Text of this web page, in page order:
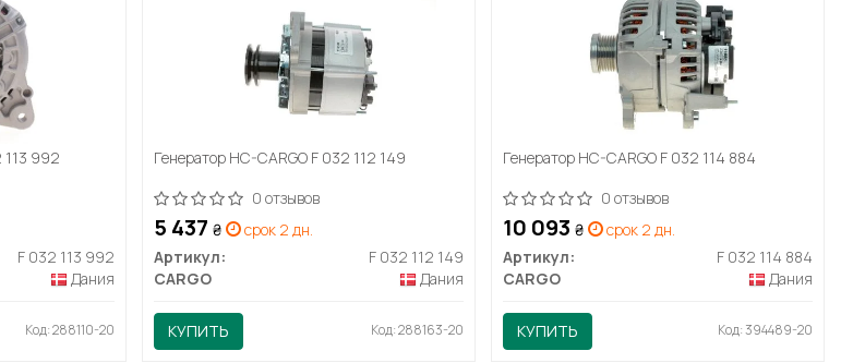
113 992
F 032 113 992
Дания
Код: 288110-20
Генератор HC-CARGO F 032 112 149
0 отзывов
5 437₴
срок 2 дн.
Артикул:
F 032 112 149
CARGO
Дания
КУПИТЬ Код: 288163-20
Генератор HC-CARGO F 032 114 884
0 отзывов
10 093₴
срок 2 дн.
Артикул:
F 032 114 884
CARGO
Дания
КУПИТЬ Код: 394489-20